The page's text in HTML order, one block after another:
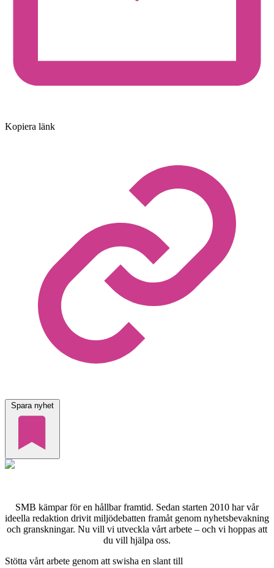
Kopiera länk
Spara nyhet
SMB kämpar för en hållbar framtid. Sedan starten 2010 har vår
ideella redaktion drivit miljödebatten framåt genom nyhetsbevakning
och granskningar. Nu vill vi utveckla vårt arbete – och vi hoppas att
du vill hjälpa oss.
Stötta vårt arbete genom att swisha en slant till